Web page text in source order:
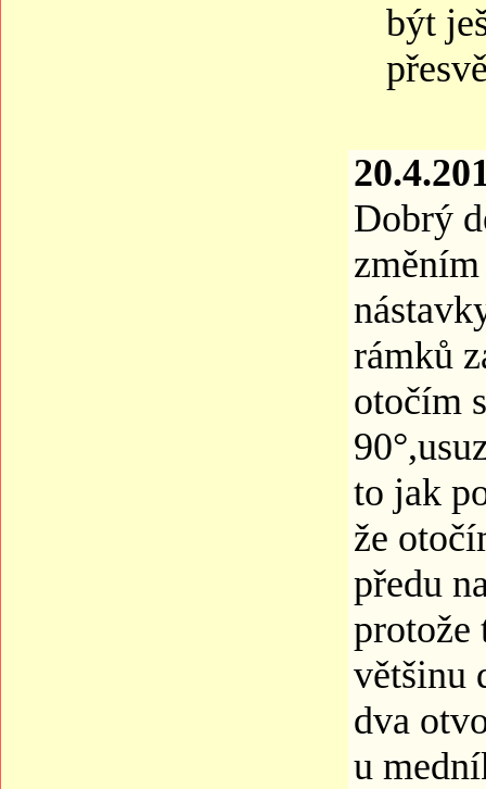
být
Dobrý
rámků
otočím
to jak
že
předu
protože
většinu
dva
u